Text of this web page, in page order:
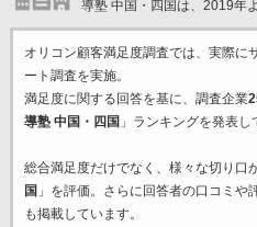
導塾 中国・四国は、2019年
オリコン顧客満足度調査では、実際に
ート調査を実施。
満足度に関する回答を基に、調査企業
導塾 中国・四国 」ランキングを発表し
総合満足度だけでなく、様々な切り口
国 」を評価。さらに回答者の口コミ
も掲載しています。